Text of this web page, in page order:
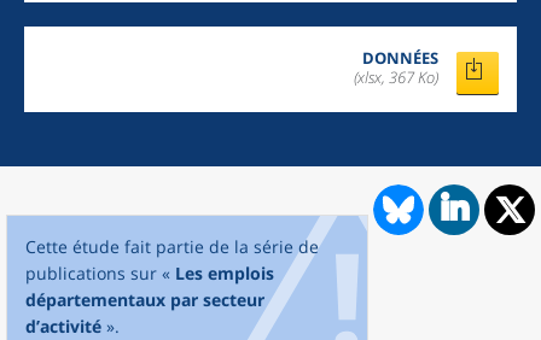
DONNÉES
(xlsx, 367 Ko)
Cette étude fait partie de la série de
publications sur « Les emplois
départementaux par secteur
d’activité ».